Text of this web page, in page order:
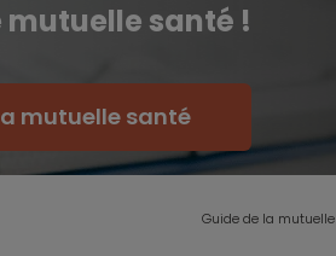
mutuelle santé !
mutuelle santé
Guide de la mutuelle